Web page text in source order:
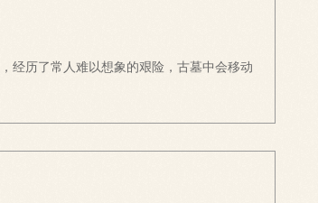
经历了常人难以想象的艰险，古墓中会移动